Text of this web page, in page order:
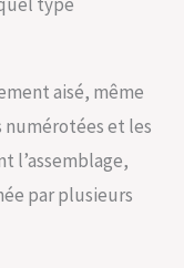
en bois est
ce qui
qu'elle
la pièce
de votre
pour les
à venir. Un
aisé, même
numérotées et les
l’assemblage,
par plusieurs